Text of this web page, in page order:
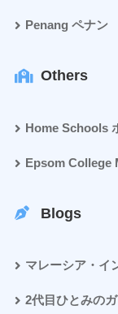
Penang ペナン
Others
Home Schools
Epsom College
Blogs
マレーシア・イ
2代目ひとみの